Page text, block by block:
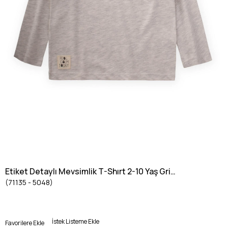
Etiket Detaylı Mevsimlik T-Shırt 2-10 Yaş Gri
Melanj
(71135 - 5048)
Favorilere Ekle İstek Listeme Ekle